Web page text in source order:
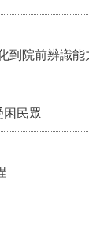
到院前辨識
民眾